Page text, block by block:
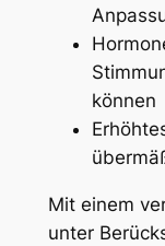
können
Mit einem
unter